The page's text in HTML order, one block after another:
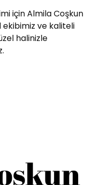
için Almila Coşkun
ve kaliteli
halinizle